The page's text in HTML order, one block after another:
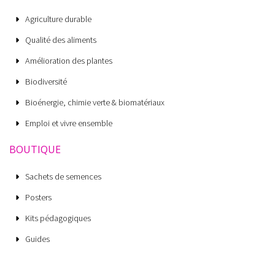
Agriculture durable
Qualité des aliments
Amélioration des plantes
Biodiversité
Bioénergie, chimie verte & biomatériaux
Emploi et vivre ensemble
BOUTIQUE
Sachets de semences
Posters
Kits pédagogiques
Guides